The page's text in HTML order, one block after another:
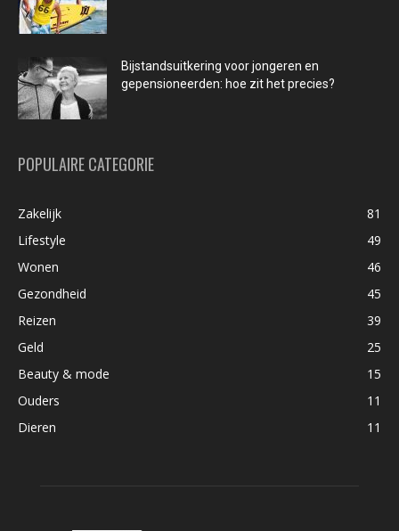
Bijstandsuitkering voor jongeren en
gepensioneerden: hoe zit het precies?
POPULAIRE CATEGORIE
Zakelijk
81
Lifestyle
49
Wonen
46
Gezondheid
45
Reizen
39
Geld
25
Beauty & mode
15
Ouders
11
Dieren
11